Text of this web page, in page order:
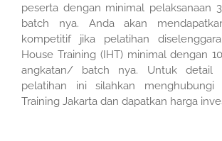
peserta dengan minimal pelaksanaan
batch nya. Anda akan
kompetitif jika pelatihan
House Training (IHT) minimal dengan
angkatan/ batch nya. Untuk detail
pelatihan ini silahkan menghubungi
Training Jakarta dan dapatkan harga